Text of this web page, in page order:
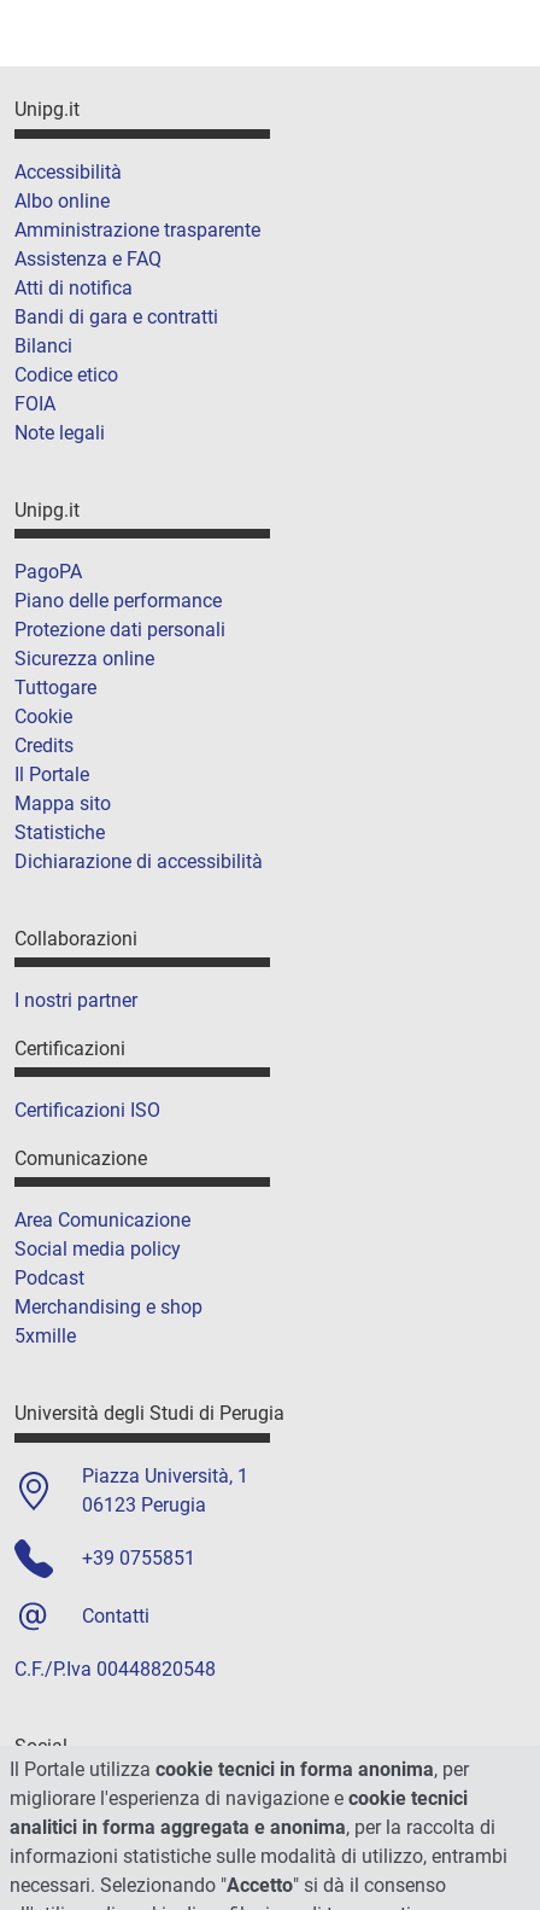
Unipg.it
Accessibilità
Albo online
Amministrazione trasparente
Assistenza e FAQ
Atti di notifica
Bandi di gara e contratti
Bilanci
Codice etico
FOIA
Note legali
Unipg.it
PagoPA
Piano delle performance
Protezione dati personali
Sicurezza online
Tuttogare
Cookie
Credits
Il Portale
Mappa sito
Statistiche
Dichiarazione di accessibilità
Collaborazioni
I nostri partner
Certificazioni
Certificazioni ISO
Comunicazione
Area Comunicazione
Social media policy
Podcast
Merchandising e shop
5xmille
Università degli Studi di Perugia
Piazza Università, 1
06123 Perugia
+39 0755851
Contatti
C.F./P.Iva 00448820548
Social
Il Portale utilizza cookie tecnici in forma anonima, per
migliorare l'esperienza di navigazione e cookie tecnici
analitici in forma aggregata e anonima, per la raccolta di
informazioni statistiche sulle modalità di utilizzo, entrambi
necessari. Selezionando "Accetto" si dà il consenso